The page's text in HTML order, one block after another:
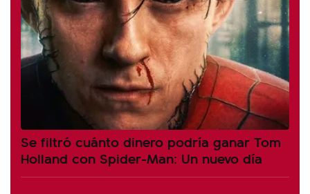
Se filtró cuánto dinero podría ganar Tom
Holland con Spider-Man: Un nuevo día